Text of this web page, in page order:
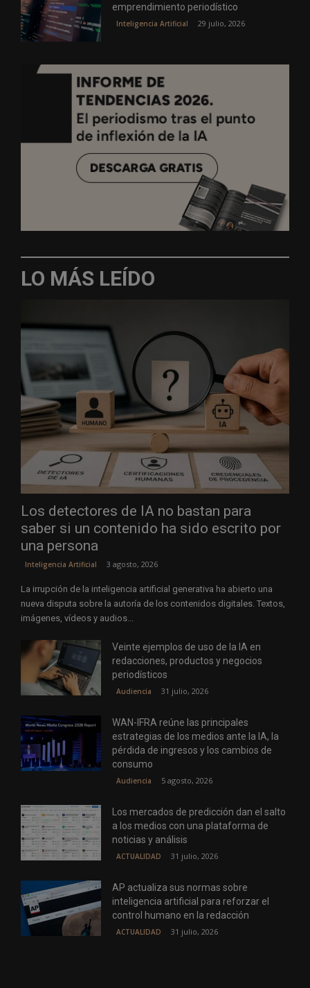
emprendimiento periodístico
Inteligencia Artificial 29 julio, 2026
LO MÁS LEÍDO
Los detectores de IA no bastan para
saber si un contenido ha sido escrito por
una persona
Inteligencia Artificial 3 agosto, 2026
La irrupción de la inteligencia artificial generativa ha abierto una
nueva disputa sobre la autoría de los contenidos digitales. Textos,
imágenes, vídeos y audios...
Veinte ejemplos de uso de la IA en
redacciones, productos y negocios
periodísticos
Audiencia 31 julio, 2026
WAN-IFRA reúne las principales
estrategias de los medios ante la IA, la
pérdida de ingresos y los cambios de
consumo
Audiencia 5 agosto, 2026
Los mercados de predicción dan el salto
a los medios con una plataforma de
noticias y análisis
ACTUALIDAD 31 julio, 2026
AP actualiza sus normas sobre
inteligencia artificial para reforzar el
control humano en la redacción
ACTUALIDAD 31 julio, 2026